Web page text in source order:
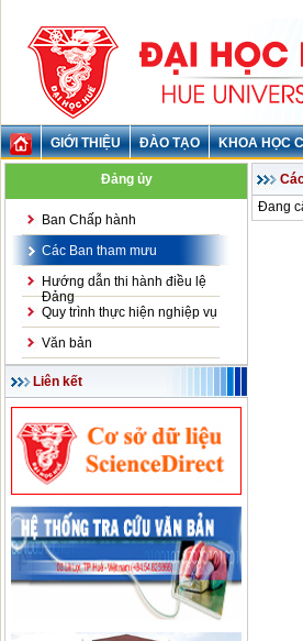
GIỚI THIỆU ĐÀO TẠO KHOA HỌC
Đảng ủy
Ban Chấp hành
Các Ban tham mưu
Hướng dẫn thi hành điều lệ
Đảng
Quy trình thực hiện nghiệp vụ
Văn bản
Liên kết
Đang